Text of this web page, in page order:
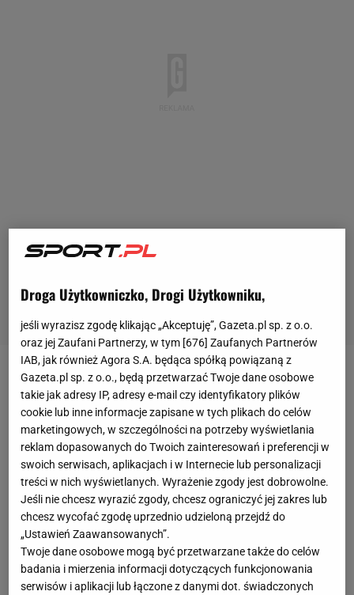
Zanim zaczniemy mówić o zadaniu jakim pełni core
warto wspomnieć jakie mięśnie się na niego
składają:
przepona
m. poprzeczny brzucha
m. skośny zewnętrzny brzucha
m. skośny wewnętrzny brzucha
Droga Użytkowniczko, Drogi Użytkowniku,
jeśli wyrazisz zgodę klikając „Akceptuję”, Gazeta.pl sp. z o.o.
oraz jej Zaufani Partnerzy, w tym [676] Zaufanych Partnerów
IAB, jak również Agora S.A. będąca spółką powiązaną z
Gazeta.pl sp. z o.o., będą przetwarzać Twoje dane osobowe
takie jak adresy IP, adresy e-mail czy identyfikatory plików
cookie lub inne informacje zapisane w tych plikach do celów
marketingowych, w szczególności na potrzeby wyświetlania
reklam dopasowanych do Twoich zainteresowań i preferencji w
swoich serwisach, aplikacjach i w Internecie lub personalizacji
treści w nich wyświetlanych. Wyrażenie zgody jest dobrowolne.
Jeśli nie chcesz wyrazić zgody, chcesz ograniczyć jej zakres lub
chcesz wycofać zgodę uprzednio udzieloną przejdź do
„Ustawień Zaawansowanych”.
Twoje dane osobowe mogą być przetwarzane także do celów
badania i mierzenia informacji dotyczących funkcjonowania
serwisów i aplikacji lub łączone z danymi dot. świadczonych